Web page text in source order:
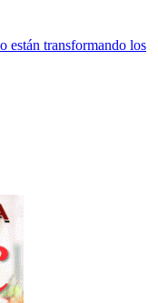
están transformando los